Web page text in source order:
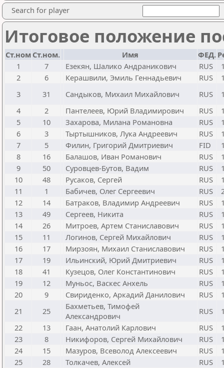
Search for player
Итоговое положение
Ст.ном Ст.ном. Имя ФЕД.
1
7 Езекян, Шалико Андраникович RUS
2
6 Керашвили, Эмиль Геннадьевич RUS
3
31 Сандыков, Михаил Михайлович RUS
4
2 Пантелеев, Юрий Владимирович RUS
5
10 Захарова, Милана Романовна RUS
6
3 Тыртышников, Лука Андреевич RUS
7
5 Филин, Григорий Дмитриевич FID
8
16 Балашов, Иван Романович RUS
9
50 Суровцев-Бутов, Вадим RUS
10
48 Русаков, Сергей RUS
11
1 Бабичев, Олег Сергеевич RUS
12
14 Батраков, Владимир Андреевич RUS
13
49 Сергеев, Никита RUS
14
26 Митроев, Артем Станиславович RUS
15
11 Логинов, Сергей Михайлович RUS
16
17 Мирзоян, Михаил Станиславович RUS
17
19 Ильинский, Юрий Дмитриевич RUS
18
41 Кузецов, Олег Константинович RUS
19
12 Муньос, Васкес Анхель RUS
20
9 Свириденко, Аркадий Данилович RUS
21
25
Бахметьев, Тимофей
Александрович
RUS
22
13 Гаан, Анатолий Карлович RUS
23
8 Никифоров, Сергей Михайлович RUS
24
15 Мазуров, Всеволод Алексеевич RUS
25
28 Толкачев, Алексей RUS